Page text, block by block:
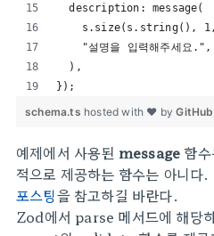
  description: message(
s.size(s.string(),
    "설명을 입력해주세요.",
  ),
});
schema.ts hosted with ❤ byGitHub
예제에서 사용된 message 함
적으로 제공하는 함수는 아니다
포스팅을 참고하길 바란다.
Zod에서 parse 메서드에 해